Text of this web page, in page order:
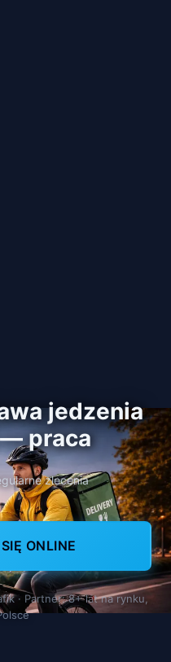
jedzenia
— praca
zlecenia
ONLINE
· Partner: 8+ lat na rynku,